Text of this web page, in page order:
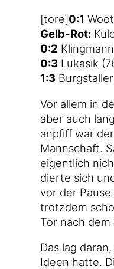
[tore]0:1
Gelb-Rot:
0:2
0:3 Lukas­ik
1:3
Vor allem in
aber auch
an­pfiff war
Mann­schaft.
eigent­lich
dier­te sich
vor der
trotz­dem
Tor nach dem
Das lag
Ideen hat­te.